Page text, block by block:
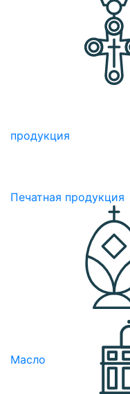
продукция
Печатная продукция
Масло